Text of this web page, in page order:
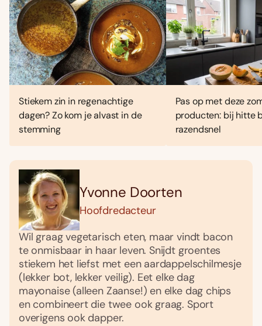
Stiekem zin in regenachtige
dagen? Zo kom je alvast in de
stemming
Pas op met deze
producten: bij hitte
razendsnel
Yvonne Doorten
Hoofdredacteur
Wil graag vegetarisch eten, maar vindt bacon
te onmisbaar in haar leven. Snijdt groentes
stiekem het liefst met een aardappelschilmesje
(lekker bot, lekker veilig). Eet elke dag
mayonaise (alleen Zaanse!) en elke dag chips
en combineert die twee ook graag. Sport
overigens ook dapper.